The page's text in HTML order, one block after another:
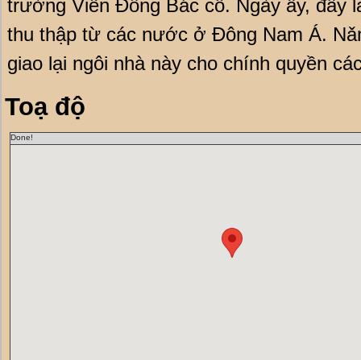
trường Viễn Đông Bác cổ. Ngày ấy, đây
thu thập từ các nước ở Đông Nam Á.
giao lại ngôi nhà này cho chính quyền
Toạ độ
Done!